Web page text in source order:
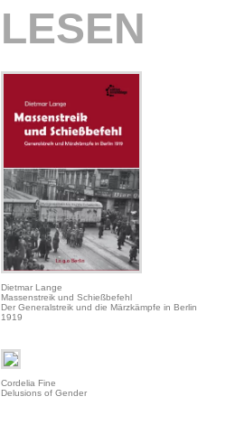
LESEN
Dietmar Lange
Massenstreik und Schießbefehl
Der Generalstreik und die Märzkämpfe in Berlin
1919
Cordelia Fine
Delusions of Gender